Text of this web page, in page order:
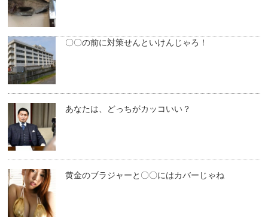
〇〇の前に対策せんといけんじゃろ！
あなたは、どっちがカッコいい？
黄金のブラジャーと〇〇にはカバーじゃね